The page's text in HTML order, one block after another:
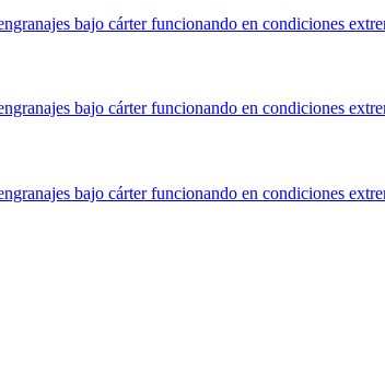
bajo cárter funcionando en condiciones
bajo cárter funcionando en condiciones
bajo cárter funcionando en condiciones